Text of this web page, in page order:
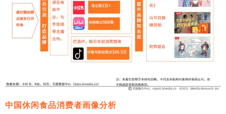
中国休闲食品消费者画像分析